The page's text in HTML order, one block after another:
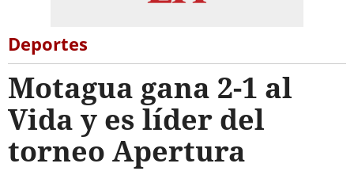
Deportes
Motagua gana 2-1 al
Vida y es líder del
torneo Apertura